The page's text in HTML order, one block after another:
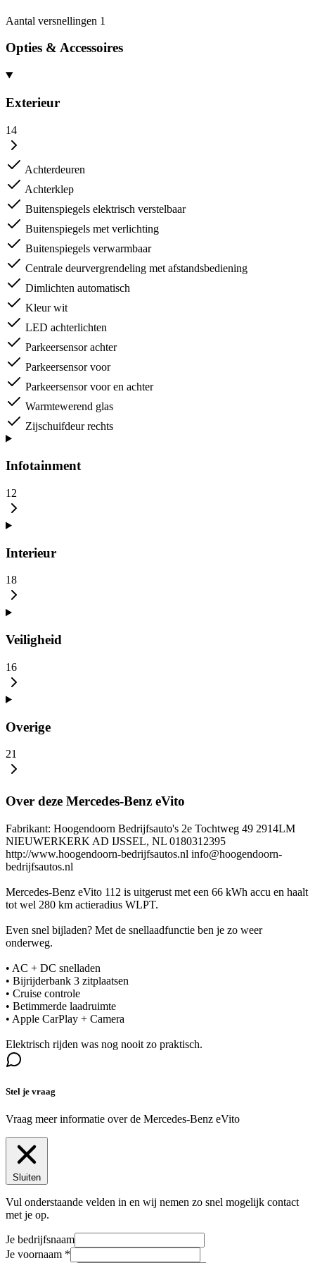
Aantal versnellingen 1
Opties & Accessoires
Exterieur
14
Achterdeuren
Achterklep
Buitenspiegels elektrisch verstelbaar
Buitenspiegels met verlichting
Buitenspiegels verwarmbaar
Centrale deurvergrendeling met afstandsbediening
Dimlichten automatisch
Kleur wit
LED achterlichten
Parkeersensor achter
Parkeersensor voor
Parkeersensor voor en achter
Warmtewerend glas
Zijschuifdeur rechts
Infotainment
12
Interieur
18
Veiligheid
16
Overige
21
Over deze Mercedes-Benz eVito
Fabrikant: Hoogendoorn Bedrijfsauto's 2e Tochtweg 49 2914LM
NIEUWERKERK AD IJSSEL, NL 0180312395
http://www.hoogendoorn-bedrijfsautos.nl info@hoogendoorn-
bedrijfsautos.nl
Mercedes-Benz eVito 112 is uitgerust met een 66 kWh accu en haalt
tot wel 280 km actieradius WLPT.
Even snel bijladen? Met de snellaadfunctie ben je zo weer
onderweg.
• AC + DC snelladen
• Bijrijderbank 3 zitplaatsen
• Cruise controle
• Betimmerde laadruimte
• Apple CarPlay + Camera
Elektrisch rijden was nog nooit zo praktisch.
Stel je vraag
Vraag meer informatie over de Mercedes-Benz eVito
Sluiten
Vul onderstaande velden in en wij nemen zo snel mogelijk contact
met je op.
Je bedrijfsnaam
Je voornaam